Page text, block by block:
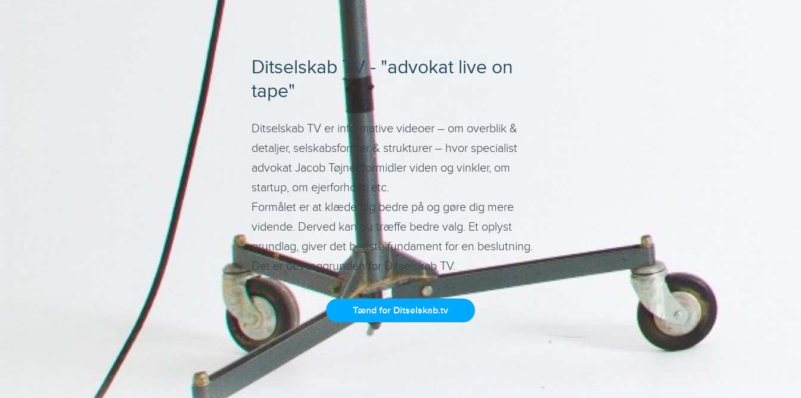
Ditselskab TV - "advokat live on
tape"
Ditselskab TV er informative videoer – om overblik &
detaljer, selskabsformer & strukturer – hvor specialist
advokat Jacob Tøjner formidler viden og vinkler, om
startup, om ejerforhold, etc.
Formålet er at klæde dig bedre på og gøre dig mere
vidende. Derved kan du træffe bedre valg. Et oplyst
grundlag, giver det bedste fundament for en beslutning.
Det er bevæggrunden for Ditselskab TV.
Tænd for Ditselskab.tv